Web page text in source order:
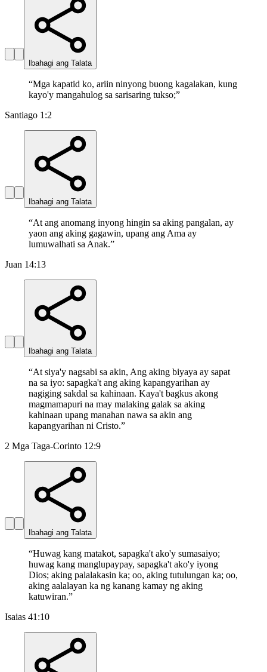
Ibahagi ang Talata
“Mga kapatid ko, ariin ninyong buong kagalakan, kung
kayo'y mangahulog sa sarisaring tukso;”
Santiago 1:2
Ibahagi ang Talata
“At ang anomang inyong hingin sa aking pangalan, ay
yaon ang aking gagawin, upang ang Ama ay
lumuwalhati sa Anak.”
Juan 14:13
Ibahagi ang Talata
“At siya'y nagsabi sa akin, Ang aking biyaya ay sapat
na sa iyo: sapagka't ang aking kapangyarihan ay
nagiging sakdal sa kahinaan. Kaya't bagkus akong
magmamapuri na may malaking galak sa aking
kahinaan upang manahan nawa sa akin ang
kapangyarihan ni Cristo.”
2 Mga Taga-Corinto 12:9
Ibahagi ang Talata
“Huwag kang matakot, sapagka't ako'y sumasaiyo;
huwag kang manglupaypay, sapagka't ako'y iyong
Dios; aking palalakasin ka; oo, aking tutulungan ka; oo,
aking aalalayan ka ng kanang kamay ng aking
katuwiran.”
Isaias 41:10